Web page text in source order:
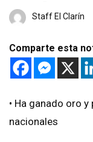
Staff El Clarín
Comparte esta
•⁠ ⁠Ha ganado oro
nacionales